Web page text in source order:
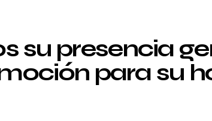
su presencia
para su